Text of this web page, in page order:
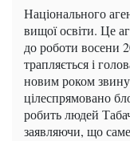
Національного
вищої освіти. Це
до роботи восени
трапляється і
новим роком
цілеспрямовано
робить людей
заявляючи, що